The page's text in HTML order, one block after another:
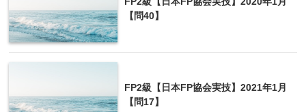
【問40】
FP2級【日本FP協会実技】2021年1月
【問17】